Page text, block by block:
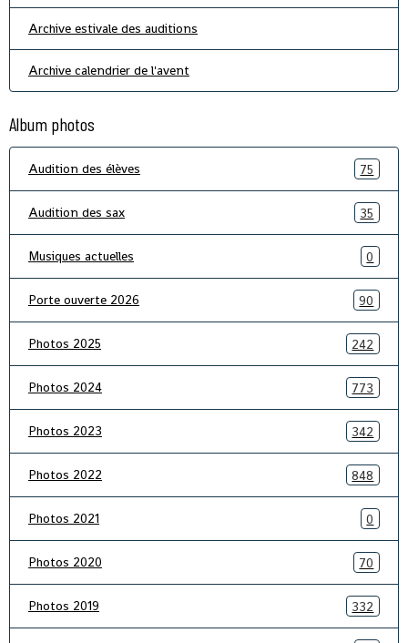
Archive estivale des auditions
Archive calendrier de l'avent
Album photos
Audition des élèves 75
Audition des sax 35
Musiques actuelles 0
Porte ouverte 2026 90
Photos 2025 242
Photos 2024 773
Photos 2023 342
Photos 2022 848
Photos 2021 0
Photos 2020 70
Photos 2019 332